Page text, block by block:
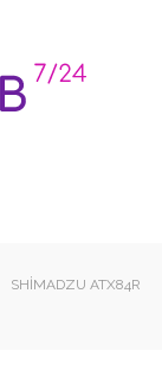
SHIMADZU ATX84R